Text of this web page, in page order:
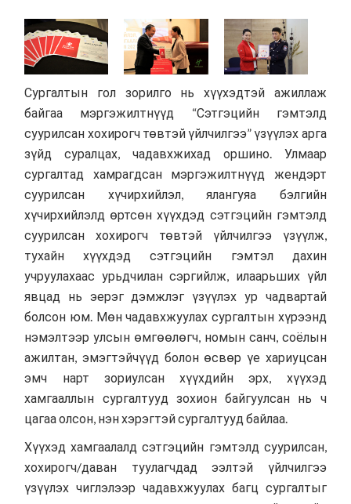
Сургалтын гол зорилго нь хүүхэдтэй ажиллаж
байгаа мэргэжилтнүүд “Сэтгэцийн гэмтэлд
суурилсан хохирогч төвтэй үйлчилгээ” үзүүлэх арга
зүйд суралцах, чадавхжихад оршино. Улмаар
сургалтад хамрагдсан мэргэжилтнүүд жендэрт
суурилсан хүчирхийлэл, ялангуяа бэлгийн
хүчирхийлэлд өртсөн хүүхдэд сэтгэцийн гэмтэлд
суурилсан хохирогч төвтэй үйлчилгээ үзүүлж,
тухайн хүүхдэд сэтгэцийн гэмтэл дахин
учруулахаас урьдчилан сэргийлж, илаарьших үйл
явцад нь эерэг дэмжлэг үзүүлэх ур чадвартай
болсон юм. Мөн чадавхжуулах сургалтын хүрээнд
нэмэлтээр улсын өмгөөлөгч, номын санч, соёлын
ажилтан, эмэгтэйчүүд болон өсвөр үе хариуцсан
эмч нарт зориулсан хүүхдийн эрх, хүүхэд
хамгааллын сургалтууд зохион байгуулсан нь ч
цагаа олсон, нэн хэрэгтэй сургалтууд байлаа.
Хүүхэд хамгаалалд сэтгэцийн гэмтэлд суурилсан,
хохирогч/даван туулагчдад ээлтэй үйлчилгээ
үзүүлэх чиглэлээр чадавхжуулах багц сургалтыг